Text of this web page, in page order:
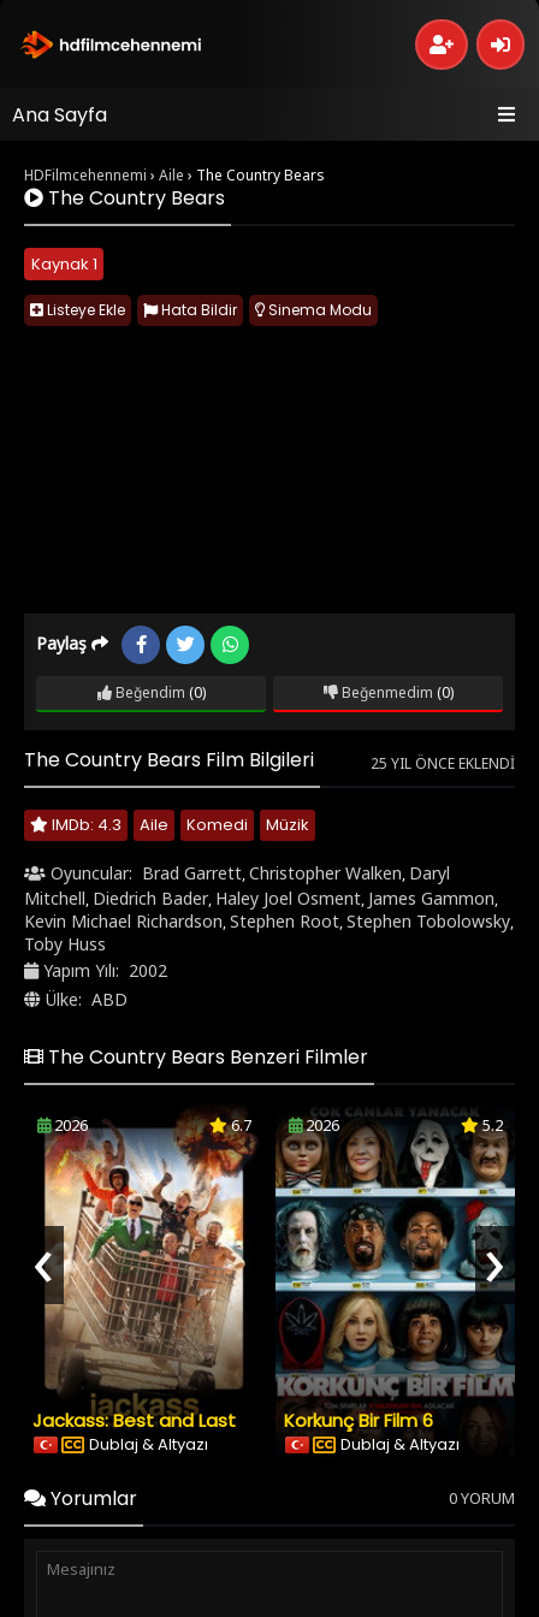
Ana Sayfa
HDFilmcehennemi › Aile › The Country Bears
The Country Bears
Kaynak 1
Listeye Ekle Hata Bildir Sinema Modu
Paylaş
Beğendim (0) Beğenmedim (0)
The Country Bears Film Bilgileri 25 YIL ÖNCE EKLENDI
IMDb: 4.3 Aile Komedi Müzik
Oyuncular: Brad Garrett,Christopher Walken, Daryl
Mitchell, Diedrich Bader, Haley Joel Osment, James Gammon,
Kevin Michael Richardson,Stephen Root,Stephen Tobolowsky,
Toby Huss
Yapım Yılı: 2002
Ülke: ABD
The Country Bears Benzeri Filmler
2026 6.7
Jackass: Best and Last
Dublaj & Altyazı
2026 5.2
Korkunç Bir Film 6
Dublaj & Altyazı
‹ ›
Yorumlar 0 YORUM